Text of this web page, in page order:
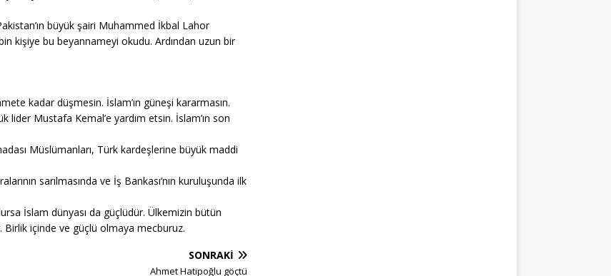
büyük şairi Muhammed İkbal Lahor
kişiye bu beyannameyi okudu. Ardından uzun bir
kadar düşmesin. İslam’ın güneşi kararmasın.
lider Mustafa Kemal’e yardım etsin. İslam’ın son
Müslümanları, Türk kardeşlerine büyük maddi
sarılmasında ve İş Bankası’nın kuruluşunda ilk
İslam dünyası da güçlüdür. Ülkemizin bütün
Birlik içinde ve güçlü olmaya mecburuz.
SONRAKI
Ahmet Hatipoğlu göçtü